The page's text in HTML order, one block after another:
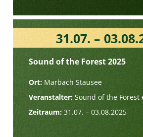
31.07. –
Sound of the Forest 2025
Ort:Marbach Stausee
Veranstalter:Sound of the Forest
Zeitraum:31.07. – 03.08.2025